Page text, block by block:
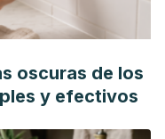
oscuras de los
y efectivos